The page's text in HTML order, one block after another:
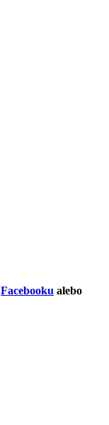
Facebooku alebo